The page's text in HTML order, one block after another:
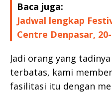
Baca juga:
Jadwal lengkap
Centre Denpasar, 20-
Jadi orang yang
terbatas, kami
fasilitasi itu dengan